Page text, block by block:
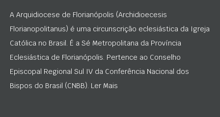
A Arquidiocese de Florianópolis (Archidioecesis
Florianopolitanus) é uma circunscrição eclesiástica da Igreja
Católica no Brasil. É a Sé Metropolitana da Província
Eclesiástica de Florianópolis. Pertence ao Conselho
Episcopal Regional Sul IV da Conferência Nacional dos
Bispos do Brasil (CNBB). Ler Mais